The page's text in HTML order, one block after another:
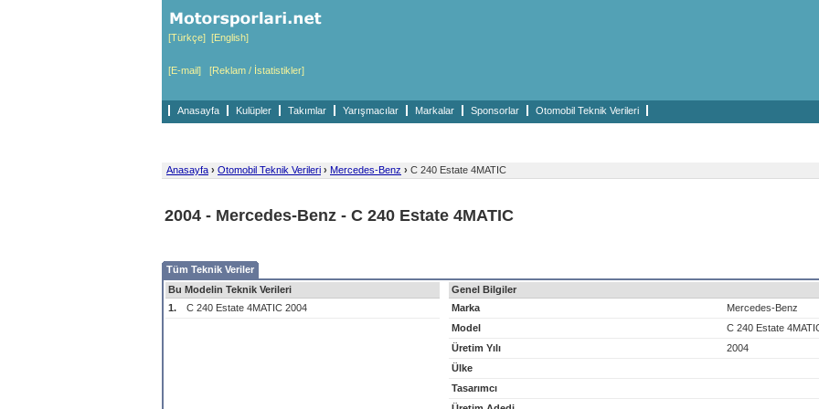
[Türkçe] [English]
[E-mail] [Reklam / İstatistikler]
Anasayfa Kulüpler Takımlar Yarışmacılar Markalar Sponsorlar Otomobil Teknik Verileri
Anasayfa › Otomobil Teknik Verileri › Mercedes-Benz › C 240 Estate 4MATIC
2004 - Mercedes-Benz - C 240 Estate 4MATIC
Tüm Teknik Veriler
Bu Modelin Teknik Verileri
1.
C 240 Estate 4MATIC 2004
Genel Bilgiler
Marka
Mercedes-Benz
Model
C 240 Estate
Üretim Yılı
2004
Ülke
Tasarımcı